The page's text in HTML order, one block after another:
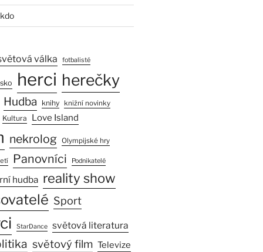
válka fotbalisté
herci herečky
Hudba knihy knižní novinky
Kultura Love Island
nekrolog Olympijské hry
Panovníci Podnikatelé
hudba reality show
Sport
StarDance světová literatura
světový film Televize